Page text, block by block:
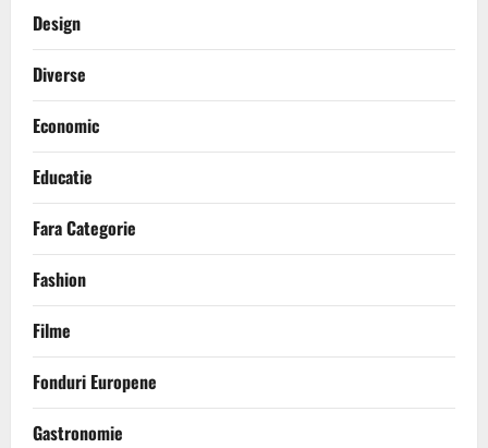
Design
Diverse
Economic
Educatie
Fara Categorie
Fashion
Filme
Fonduri Europene
Gastronomie